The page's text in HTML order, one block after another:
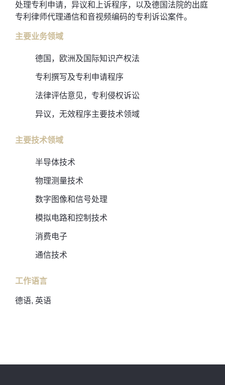
处理专利申请，异议和上诉程序，以及德国法院的出庭
专利律师代理通信和音视频编码的专利诉讼案件。
主要业务领域
德国，欧洲及国际知识产权法
专利撰写及专利申请程序
法律评估意见，专利侵权诉讼
异议，无效程序主要技术领域
主要技术领域
半导体技术
物理测量技术
数字图像和信号处理
模拟电路和控制技术
消费电子
通信技术
工作语言
德语, 英语